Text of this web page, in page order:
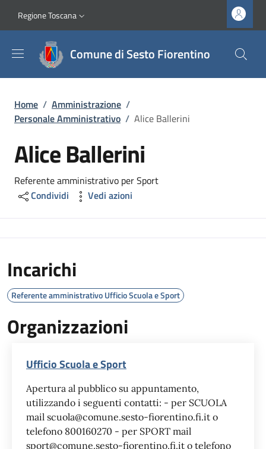
Slim top
Regione Toscana
Comune di Sesto Fiorentino
Briciole di pane
Home / Amministrazione /
Personale Amministrativo / Alice Ballerini
Alice Ballerini
Referente amministrativo per Sport
Condividi
Vedi azioni
Incarichi
Referente amministrativo Ufficio Scuola e Sport
Organizzazioni
Ufficio Scuola e Sport
Apertura al pubblico su appuntamento,
utilizzando i seguenti contatti: - per SCUOLA
mail scuola@comune.sesto-fiorentino.fi.it o
telefono 800160270 - per SPORT mail
sport@comune.sesto-fiorentino.fi.it o telefono